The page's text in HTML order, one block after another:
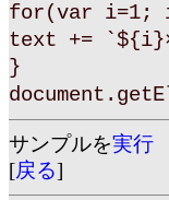
for(var i=1;
text +=
}
サンプルを実行
[戻る]